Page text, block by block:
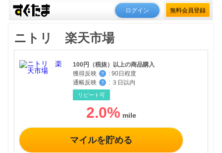
ログイン 無料会員登録
ニトリ 楽天市場
100円（税抜）以上の商品購入
獲得反映
？ : 90日程度
通帳反映
？ : ３日以内
リピート可
2.0%
マイルを貯める